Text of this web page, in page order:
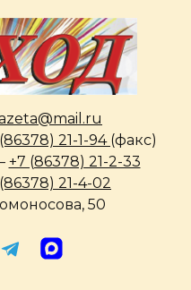
21-1-94 (факс)
+7 (86378) 21-2-33
21-4-02
50